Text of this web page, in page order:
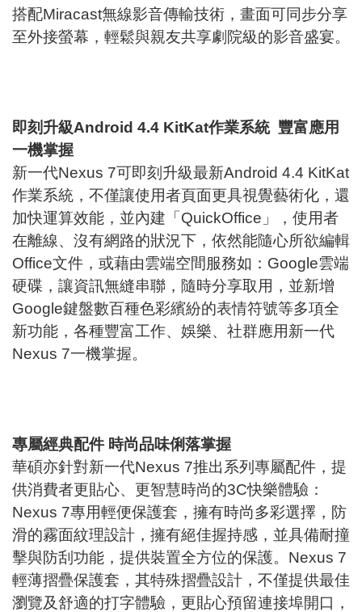
搭配Miracast無線影音傳輸技術，畫面可同步分享
至外接螢幕，輕鬆與親友共享劇院級的影音盛宴。
即刻升級Android 4.4 KitKat作業系統 豐富應用
一機掌握
新一代Nexus 7可即刻升級最新Android 4.4 KitKat
作業系統，不僅讓使用者頁面更具視覺藝術化，還
加快運算效能，並內建「QuickOffice」，使用者
在離線、沒有網路的狀況下，依然能隨心所欲編輯
Office文件，或藉由雲端空間服務如：Google雲端
硬碟，讓資訊無縫串聯，隨時分享取用，並新增
Google鍵盤數百種色彩繽紛的表情符號等多項全
新功能，各種豐富工作、娛樂、社群應用新一代
Nexus 7一機掌握。
專屬經典配件 時尚品味俐落掌握
華碩亦針對新一代Nexus 7推出系列專屬配件，提
供消費者更貼心、更智慧時尚的3C快樂體驗：
Nexus 7專用輕便保護套，擁有時尚多彩選擇，防
滑的霧面紋理設計，擁有絕佳握持感，並具備耐撞
擊與防刮功能，提供裝置全方位的保護。Nexus 7
輕薄摺疊保護套，其特殊摺疊設計，不僅提供最佳
瀏覽及舒適的打字體驗，更貼心預留連接埠開口，